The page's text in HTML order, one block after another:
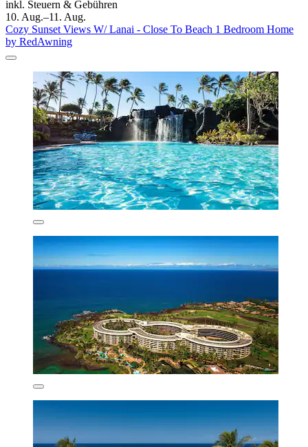
inkl. Steuern & Gebühren
10. Aug.–11. Aug.
Cozy Sunset Views W/ Lanai - Close To Beach 1 Bedroom Home
by RedAwning